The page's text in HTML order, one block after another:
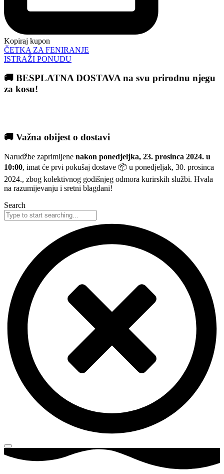
Kopiraj kupon
ČETKA ZA FENIRANJE
ISTRAŽI PONUDU
🚚 BESPLATNA DOSTAVA na svu prirodnu njegu
za kosu!
🚚 Važna obijest o dostavi
Narudžbe zaprimljene nakon ponedjeljka, 23. prosinca 2024. u
10:00, imat će prvi pokušaj dostave 📦 u ponedjeljak, 30. prosinca
2024., zbog kolektivnog godišnjeg odmora kurirskih službi. Hvala
na razumijevanju i sretni blagdani!
Search